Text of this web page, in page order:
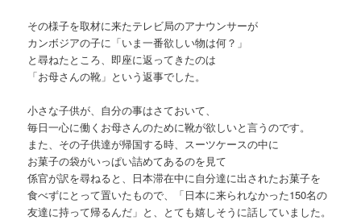
その様子を取材に来たテレビ局のアナウンサーが
カンボジアの子に「いま一番欲しい物は何？」
と尋ねたところ、即座に返ってきたのは
「お母さんの靴」という返事でした。
小さな子供が、自分の事はさておいて、
毎日一心に働くお母さんのために靴が欲しいと言うのです。
また、その子供達が帰国する時、スーツケースの中に
お菓子の袋がいっぱい詰めてあるのを見て
係官が訳を尋ねると、日本滞在中に自分達に出されたお菓子を
食べずにとって置いたもので、「日本に来られなかった150名の
友達に持って帰るんだ」と、とても嬉しそうに話していました。